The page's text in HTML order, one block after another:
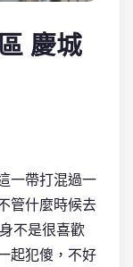
慶城
一帶打混過一
管什麼時候去
不是很喜歡
起犯傻，不好